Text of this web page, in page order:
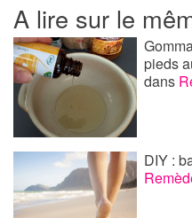
A lire sur le
pieds
dans
DIY :